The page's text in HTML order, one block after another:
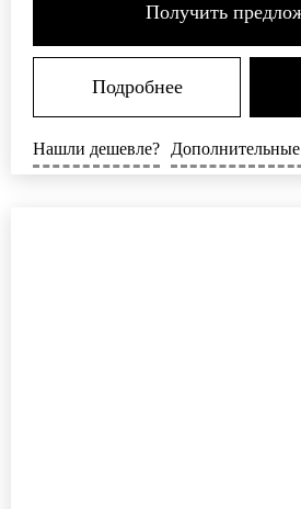
Получить
Подробнее
Нашли дешевле?